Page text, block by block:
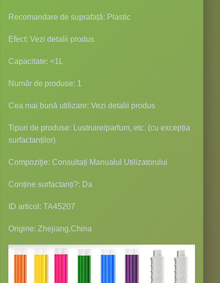
Recomandare de suprafață: Plastic
Efect: Vezi detalii produs
Capacitate: <1L
Număr de produse: 1
Cea mai bună utilizare: Vezi detalii produs
Tipuri de produse: Lustruire/parfum, etc. (cu excepția
surfactanților)
Compoziţie: Consultați Manualul Utilizatorului
Conține surfactanți?: Da
ID articol: TA45207
Origine: Zhejiang,China